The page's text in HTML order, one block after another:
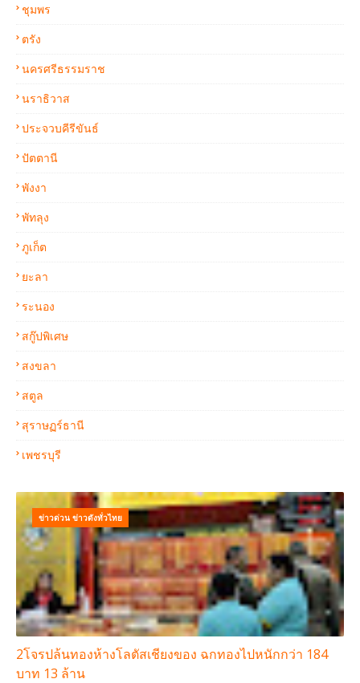
ชุมพร
ตรัง
นครศรีธรรมราช
นราธิวาส
ประจวบคีรีขันธ์
ปัตตานี
พังงา
พัทลุง
ภูเก็ต
ยะลา
ระนอง
สกู๊ปพิเศษ
สงขลา
สตูล
สุราษฏร์ธานี
เพชรบุรี
ข่าวด่วน ข่าวดังทั่วไทย
2โจรปล้นทองห้างโลตัสเชียงของ ฉกทองไปหนักกว่า 184
บาท 13 ล้าน